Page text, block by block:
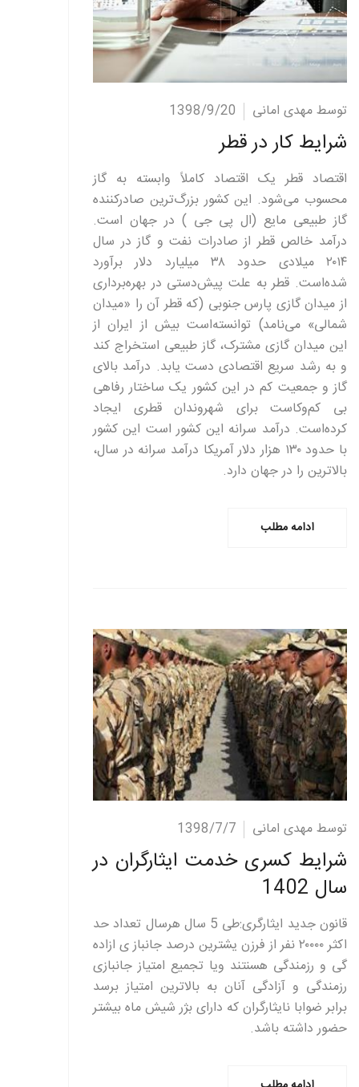
ادامه مطلب توسط مهدی امانی 1398/9/20
شرایط کار در قطر
اقتصاد قطر یک اقتصاد کاملاً وابسته به گاز
محسوب می‌شود. این کشور بزرگ‌ترین صادرکننده
گاز طبیعی مایع (ال پی جی ) در جهان است.
درآمد خالص قطر از صادرات نفت و گاز در سال
۲۰۱۴ میلادی حدود ۳۸ میلیارد دلار برآورد
شده‌است. قطر به علت پیش‌دستی در بهره‌برداری
از میدان گازی پارس جنوبی (که قطر آن را «میدان
شمالی» می‌نامد) توانسته‌است بیش از ایران از
این میدان گازی مشترک، گاز طبیعی استخراج کند
و به رشد سریع اقتصادی دست یابد. درآمد بالای
گاز و جمعیت کم در این کشور یک ساختار رفاهی
بی کم‌وکاست برای شهروندان قطری ایجاد
کرده‌است. درآمد سرانه این کشور است این کشور
با حدود ۱۳۰ هزار دلار آمریکا درآمد سرانه در سال،
بالاترین را در جهان دارد.
ادامه مطلب
توسط مهدی امانی 1398/7/7
شرایط کسری خدمت ایثارگران در
سال 1402
قانون جدید ایثارگری:طی 5 سال هرسال تعداد حد
اکثر ۲۰۰۰۰ نفر از فرزن یشترین درصد جانباز ی ازاده
گی و رزمندگی هسنتند ویا تجمیع امتیاز جانبازی
رزمندگی و آزادگی آنان به بالاترین امتیاز برسد
برابر ضوابا نایثارگران که دارای بژر شیش ماه بیشتر
حضور داشته باشد.